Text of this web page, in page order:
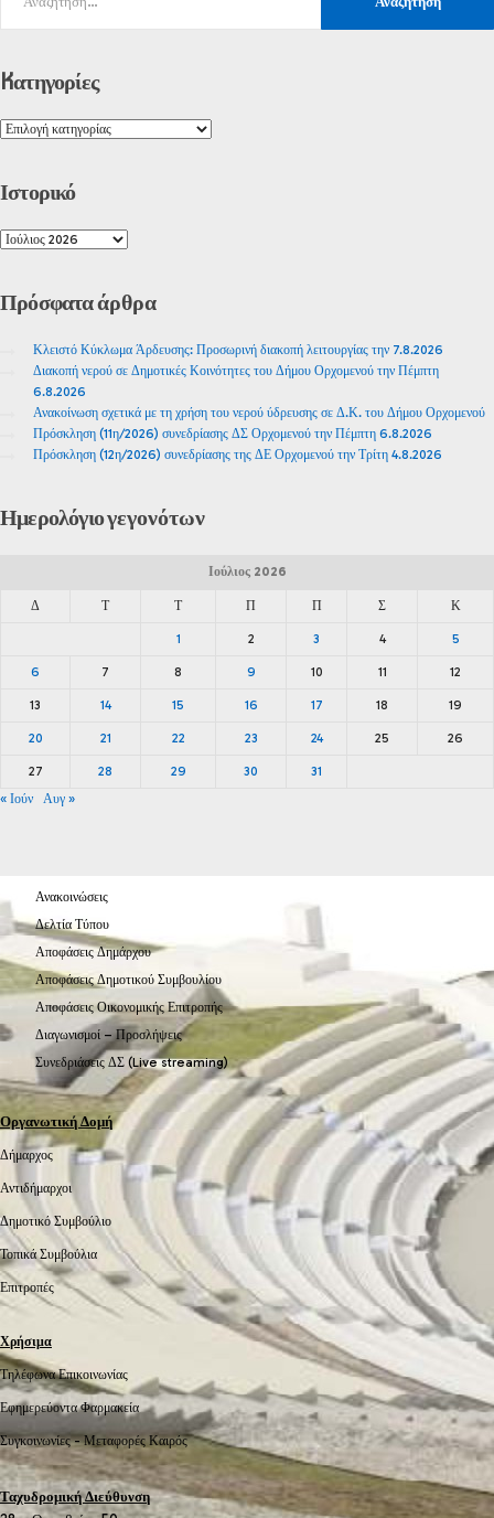
Kατηγορίες
Ιστορικό
Πρόσφαταάρθρα
Κλειστό Κύκλωμα Άρδευσης: Προσωρινή διακοπή λειτουργίας την 7.8.2026
Διακοπή νερού σε Δημοτικές Κοινότητες του Δήμου Ορχομενού την Πέμπτη
6.8.2026
Ανακοίνωση σχετικά με τη χρήση του νερού ύδρευσης σε Δ.Κ. του Δήμου Ορχομενού
Πρόσκληση (11η/2026) συνεδρίασης ΔΣ Ορχομενού την Πέμπτη 6.8.2026
Πρόσκληση (12η/2026) συνεδρίασης της ΔΕ Ορχομενού την Τρίτη 4.8.2026
Ημερολόγιογεγονότων
Ιούλιος 2026
Δ Τ Τ Π Π Σ Κ
1 2 3 4 5
6 7 8 9 10 11 12
13 14 15 16 17 18 19
20 21 22 23 24 25 26
27 28 29 30
31
« Ιούν
Αυγ »
Ανακοινώσεις
Δελτία Τύπου
Αποφάσεις Δημάρχου
Αποφάσεις Δημοτικού Συμβουλίου
Αποφάσεις Οικονομικής Επιτροπής
Διαγωνισμοί – Προσλήψεις
Συνεδριάσεις ΔΣ (Live streaming)
Οργανωτική Δομή
Δήμαρχος
Αντιδήμαρχοι
Δημοτικό Συμβούλιο
Τοπικά Συμβούλια
Επιτροπές
Χρήσιμα
Τηλέφωνα Επικοινωνίας
Εφημερεύοντα Φαρμακεία
Συγκοινωνίες -Μεταφορές Καιρός
Ταχυδρομική Διεύθυνση